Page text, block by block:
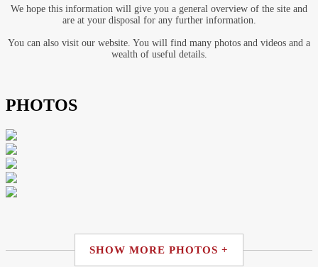
We hope this information will give you a general overview of the site and
are at your disposal for any further information.
You can also visit our website. You will find many photos and videos and a
wealth of useful details.
PHOTOS
SHOW MORE PHOTOS +